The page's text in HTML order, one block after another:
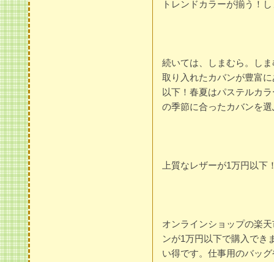
トレンドカラーが揃う！
続いては、しまむら。し
取り入れたカバンが豊富
以下！春夏はパステルカ
の季節に合ったカバンを
上質なレザーが1万円以下
オンラインショップの楽
ンが1万円以下で購入でき
い得です。仕事用のバッ